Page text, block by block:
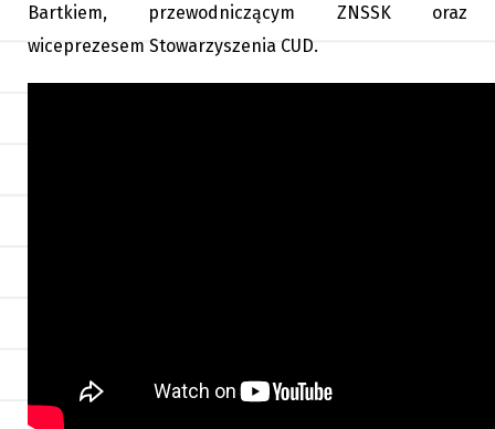
Bartkiem, przewodniczącym ZNSSK oraz
wiceprezesem Stowarzyszenia CUD.